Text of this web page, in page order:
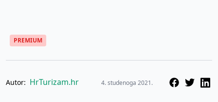
PREMIUM
Autor: HrTurizam.hr 4. studenoga 2021.